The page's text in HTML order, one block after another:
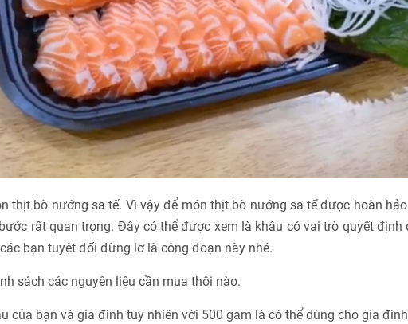
thịt bò nướng sa tế. Vì vậy để món thịt bò nướng sa tế được hoàn
rất quan trọng. Đây có thể được xem là khâu có vai trò quyết định
bạn tuyệt đối đừng lơ là công đoạn này nhé.
sách các nguyên liệu cần mua thôi nào.
của bạn và gia đình tuy nhiên với 500 gam là có thể dùng cho gia